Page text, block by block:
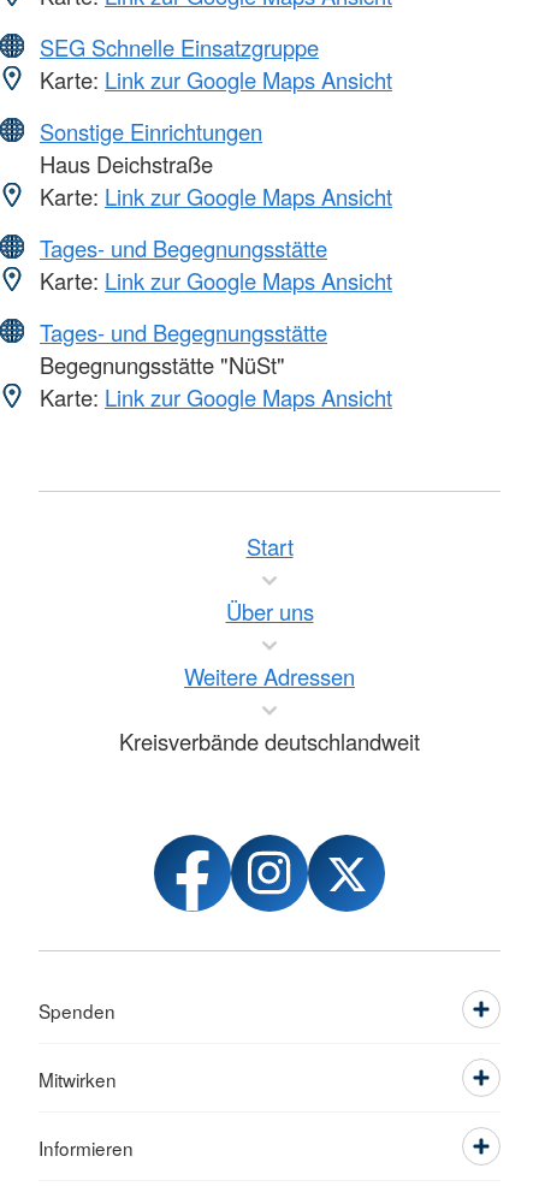
SEG Schnelle Einsatzgruppe
Karte: Link zur Google Maps Ansicht
Sonstige Einrichtungen
Haus Deichstraße
Karte: Link zur Google Maps Ansicht
Tages- und Begegnungsstätte
Karte: Link zur Google Maps Ansicht
Tages- und Begegnungsstätte
Begegnungsstätte "NüSt"
Karte: Link zur Google Maps Ansicht
Start
Über uns
Weitere Adressen
Kreisverbände deutschlandweit
Spenden
Mitwirken
Informieren